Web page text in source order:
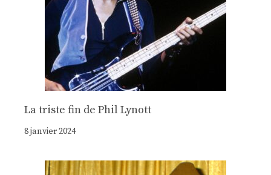
La triste fin de Phil Lynott
8 janvier 2024